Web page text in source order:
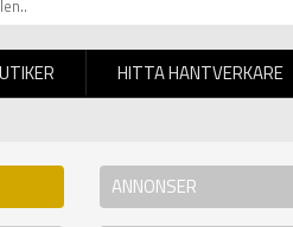
HITTA HANTVERKARE
ANNONSER